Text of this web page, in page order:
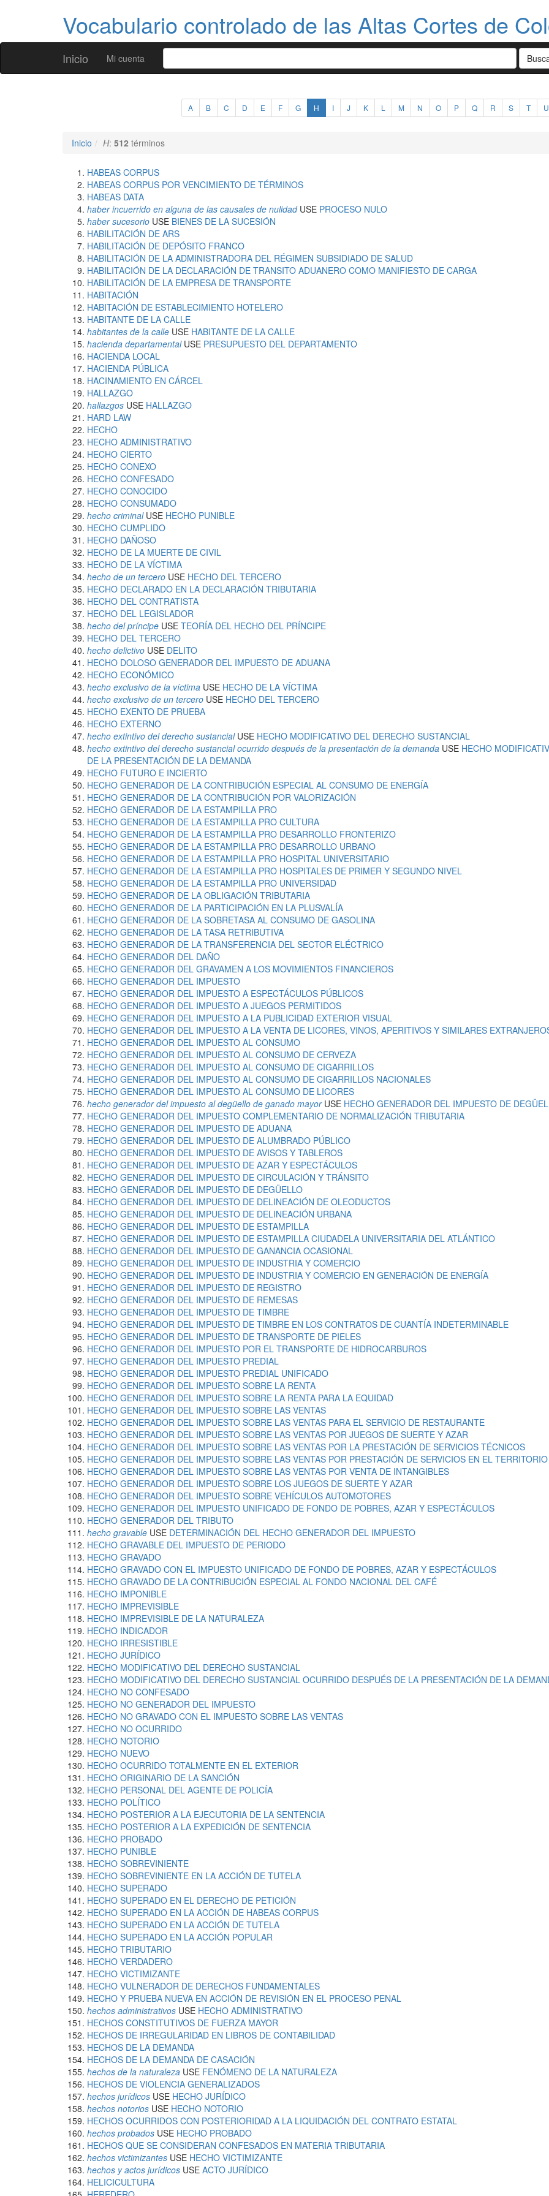
Vocabulario controlado de las Altas Cortes de
Inicio Mi cuenta
A B C D E F G H I J K L M N O P Q R S T U
Inicio H: 512 términos
HABEAS CORPUS
HABEAS CORPUS POR VENCIMIENTO DE TÉRMINOS
HABEAS DATA
haber incuerrido en alguna de las causales de nulidadUSE PROCESO NULO
haber sucesorio USE BIENES DE LA SUCESIÓN
HABILITACIÓN DE ARS
HABILITACIÓN DE DEPÓSITO FRANCO
HABILITACIÓN DE LA ADMINISTRADORA DEL RÉGIMEN SUBSIDIADO DE SALUD
HABILITACIÓN DE LA DECLARACIÓN DE TRANSITO ADUANERO COMO MANIFIESTO DE CARGA
HABILITACIÓN DE LA EMPRESA DE TRANSPORTE
HABITACIÓN
HABITACIÓN DE ESTABLECIMIENTO HOTELERO
HABITANTE DE LA CALLE
habitantes de la calle USE HABITANTE DE LA CALLE
hacienda departamentalUSE PRESUPUESTO DEL DEPARTAMENTO
HACIENDA LOCAL
HACIENDA PÚBLICA
HACINAMIENTO EN CÁRCEL
HALLAZGO
hallazgos USE HALLAZGO
HARD LAW
HECHO
HECHO ADMINISTRATIVO
HECHO CIERTO
HECHO CONEXO
HECHO CONFESADO
HECHO CONOCIDO
HECHO CONSUMADO
hecho criminalUSE HECHO PUNIBLE
HECHO CUMPLIDO
HECHO DAÑOSO
HECHO DE LA MUERTE DE CIVIL
HECHO DE LA VÍCTIMA
hecho de un tercero USE HECHO DEL TERCERO
HECHO DECLARADO EN LA DECLARACIÓN TRIBUTARIA
HECHO DEL CONTRATISTA
HECHO DEL LEGISLADOR
hecho del príncipe USE TEORÍA DEL HECHO DEL PRÍNCIPE
HECHO DEL TERCERO
hecho delictivo USE DELITO
HECHO DOLOSO GENERADOR DEL IMPUESTO DE ADUANA
HECHO ECONÓMICO
hecho exclusivo de la víctima USE HECHO DE LA VÍCTIMA
hecho exclusivo de un tercero USE HECHO DEL TERCERO
HECHO EXENTO DE PRUEBA
HECHO EXTERNO
hecho extintivo del derecho sustancialUSE HECHO MODIFICATIVO DEL DERECHO SUSTANCIAL
hecho extintivo del derecho sustancial ocurrido después de la presentación de la demanda USE HECHO
DE LA PRESENTACIÓN DE LA DEMANDA
HECHO FUTURO E INCIERTO
HECHO GENERADOR DE LA CONTRIBUCIÓN ESPECIAL AL CONSUMO DE ENERGÍA
HECHO GENERADOR DE LA CONTRIBUCIÓN POR VALORIZACIÓN
HECHO GENERADOR DE LA ESTAMPILLA PRO
HECHO GENERADOR DE LA ESTAMPILLA PRO CULTURA
HECHO GENERADOR DE LA ESTAMPILLA PRO DESARROLLO FRONTERIZO
HECHO GENERADOR DE LA ESTAMPILLA PRO DESARROLLO URBANO
HECHO GENERADOR DE LA ESTAMPILLA PRO HOSPITAL UNIVERSITARIO
HECHO GENERADOR DE LA ESTAMPILLA PRO HOSPITALES DE PRIMER Y SEGUNDO NIVEL
HECHO GENERADOR DE LA ESTAMPILLA PRO UNIVERSIDAD
HECHO GENERADOR DE LA OBLIGACIÓN TRIBUTARIA
HECHO GENERADOR DE LA PARTICIPACIÓN EN LA PLUSVALÍA
HECHO GENERADOR DE LA SOBRETASA AL CONSUMO DE GASOLINA
HECHO GENERADOR DE LA TASA RETRIBUTIVA
HECHO GENERADOR DE LA TRANSFERENCIA DEL SECTOR ELÉCTRICO
HECHO GENERADOR DEL DAÑO
HECHO GENERADOR DEL GRAVAMEN A LOS MOVIMIENTOS FINANCIEROS
HECHO GENERADOR DEL IMPUESTO
HECHO GENERADOR DEL IMPUESTO A ESPECTÁCULOS PÚBLICOS
HECHO GENERADOR DEL IMPUESTO A JUEGOS PERMITIDOS
HECHO GENERADOR DEL IMPUESTO A LA PUBLICIDAD EXTERIOR VISUAL
HECHO GENERADOR DEL IMPUESTO A LA VENTA DE LICORES, VINOS, APERITIVOS Y SIMILARES
HECHO GENERADOR DEL IMPUESTO AL CONSUMO
HECHO GENERADOR DEL IMPUESTO AL CONSUMO DE CERVEZA
HECHO GENERADOR DEL IMPUESTO AL CONSUMO DE CIGARRILLOS
HECHO GENERADOR DEL IMPUESTO AL CONSUMO DE CIGARRILLOS NACIONALES
HECHO GENERADOR DEL IMPUESTO AL CONSUMO DE LICORES
hecho generador del impuesto al degüello de ganado mayorUSE HECHO GENERADOR DEL IMPUESTO DE
HECHO GENERADOR DEL IMPUESTO COMPLEMENTARIO DE NORMALIZACIÓN TRIBUTARIA
HECHO GENERADOR DEL IMPUESTO DE ADUANA
HECHO GENERADOR DEL IMPUESTO DE ALUMBRADO PÚBLICO
HECHO GENERADOR DEL IMPUESTO DE AVISOS Y TABLEROS
HECHO GENERADOR DEL IMPUESTO DE AZAR Y ESPECTÁCULOS
HECHO GENERADOR DEL IMPUESTO DE CIRCULACIÓN Y TRÁNSITO
HECHO GENERADOR DEL IMPUESTO DE DEGÜELLO
HECHO GENERADOR DEL IMPUESTO DE DELINEACIÓN DE OLEODUCTOS
HECHO GENERADOR DEL IMPUESTO DE DELINEACIÓN URBANA
HECHO GENERADOR DEL IMPUESTO DE ESTAMPILLA
HECHO GENERADOR DEL IMPUESTO DE ESTAMPILLA CIUDADELA UNIVERSITARIA DEL ATLÁNTICO
HECHO GENERADOR DEL IMPUESTO DE GANANCIA OCASIONAL
HECHO GENERADOR DEL IMPUESTO DE INDUSTRIA Y COMERCIO
HECHO GENERADOR DEL IMPUESTO DE INDUSTRIA Y COMERCIO EN GENERACIÓN DE ENERGÍA
HECHO GENERADOR DEL IMPUESTO DE REGISTRO
HECHO GENERADOR DEL IMPUESTO DE REMESAS
HECHO GENERADOR DEL IMPUESTO DE TIMBRE
HECHO GENERADOR DEL IMPUESTO DE TIMBRE EN LOS CONTRATOS DE CUANTÍA INDETERMINABLE
HECHO GENERADOR DEL IMPUESTO DE TRANSPORTE DE PIELES
HECHO GENERADOR DEL IMPUESTO POR EL TRANSPORTE DE HIDROCARBUROS
HECHO GENERADOR DEL IMPUESTO PREDIAL
HECHO GENERADOR DEL IMPUESTO PREDIAL UNIFICADO
HECHO GENERADOR DEL IMPUESTO SOBRE LA RENTA
HECHO GENERADOR DEL IMPUESTO SOBRE LA RENTA PARA LA EQUIDAD
HECHO GENERADOR DEL IMPUESTO SOBRE LAS VENTAS
HECHO GENERADOR DEL IMPUESTO SOBRE LAS VENTAS PARA EL SERVICIO DE RESTAURANTE
HECHO GENERADOR DEL IMPUESTO SOBRE LAS VENTAS POR JUEGOS DE SUERTE Y AZAR
HECHO GENERADOR DEL IMPUESTO SOBRE LAS VENTAS POR LA PRESTACIÓN DE SERVICIOS TÉCNICOS
HECHO GENERADOR DEL IMPUESTO SOBRE LAS VENTAS POR PRESTACIÓN DE SERVICIOS EN EL
HECHO GENERADOR DEL IMPUESTO SOBRE LAS VENTAS POR VENTA DE INTANGIBLES
HECHO GENERADOR DEL IMPUESTO SOBRE LOS JUEGOS DE SUERTE Y AZAR
HECHO GENERADOR DEL IMPUESTO SOBRE VEHÍCULOS AUTOMOTORES
HECHO GENERADOR DEL IMPUESTO UNIFICADO DE FONDO DE POBRES, AZAR Y ESPECTÁCULOS
HECHO GENERADOR DEL TRIBUTO
hecho gravable USE DETERMINACIÓN DEL HECHO GENERADOR DEL IMPUESTO
HECHO GRAVABLE DEL IMPUESTO DE PERIODO
HECHO GRAVADO
HECHO GRAVADO CON EL IMPUESTO UNIFICADO DE FONDO DE POBRES, AZAR Y ESPECTÁCULOS
HECHO GRAVADO DE LA CONTRIBUCIÓN ESPECIAL AL FONDO NACIONAL DEL CAFÉ
HECHO IMPONIBLE
HECHO IMPREVISIBLE
HECHO IMPREVISIBLE DE LA NATURALEZA
HECHO INDICADOR
HECHO IRRESISTIBLE
HECHO JURÍDICO
HECHO MODIFICATIVO DEL DERECHO SUSTANCIAL
HECHO MODIFICATIVO DEL DERECHO SUSTANCIAL OCURRIDO DESPUÉS DE LA PRESENTACIÓN DE LA
HECHO NO CONFESADO
HECHO NO GENERADOR DEL IMPUESTO
HECHO NO GRAVADO CON EL IMPUESTO SOBRE LAS VENTAS
HECHO NO OCURRIDO
HECHO NOTORIO
HECHO NUEVO
HECHO OCURRIDO TOTALMENTE EN EL EXTERIOR
HECHO ORIGINARIO DE LA SANCIÓN
HECHO PERSONAL DEL AGENTE DE POLICÍA
HECHO POLÍTICO
HECHO POSTERIOR A LA EJECUTORIA DE LA SENTENCIA
HECHO POSTERIOR A LA EXPEDICIÓN DE SENTENCIA
HECHO PROBADO
HECHO PUNIBLE
HECHO SOBREVINIENTE
HECHO SOBREVINIENTE EN LA ACCIÓN DE TUTELA
HECHO SUPERADO
HECHO SUPERADO EN EL DERECHO DE PETICIÓN
HECHO SUPERADO EN LA ACCIÓN DE HABEAS CORPUS
HECHO SUPERADO EN LA ACCIÓN DE TUTELA
HECHO SUPERADO EN LA ACCIÓN POPULAR
HECHO TRIBUTARIO
HECHO VERDADERO
HECHO VICTIMIZANTE
HECHO VULNERADOR DE DERECHOS FUNDAMENTALES
HECHO Y PRUEBA NUEVA EN ACCIÓN DE REVISIÓN EN EL PROCESO PENAL
hechos administrativos USE HECHO ADMINISTRATIVO
HECHOS CONSTITUTIVOS DE FUERZA MAYOR
HECHOS DE IRREGULARIDAD EN LIBROS DE CONTABILIDAD
HECHOS DE LA DEMANDA
HECHOS DE LA DEMANDA DE CASACIÓN
hechos de la naturaleza USE FENÓMENO DE LA NATURALEZA
HECHOS DE VIOLENCIA GENERALIZADOS
hechos jurídicos USE HECHO JURÍDICO
hechos notorios USE HECHO NOTORIO
HECHOS OCURRIDOS CON POSTERIORIDAD A LA LIQUIDACIÓN DEL CONTRATO ESTATAL
hechos probados USE HECHO PROBADO
HECHOS QUE SE CONSIDERAN CONFESADOS EN MATERIA TRIBUTARIA
hechos victimizantes USE HECHO VICTIMIZANTE
hechos y actos jurídicos USE ACTO JURÍDICO
HELICICULTURA